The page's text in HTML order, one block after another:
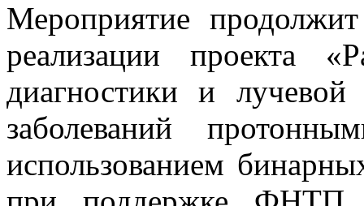
Мероприятие
реализации проекта
диагностики и
заболеваний
использованием